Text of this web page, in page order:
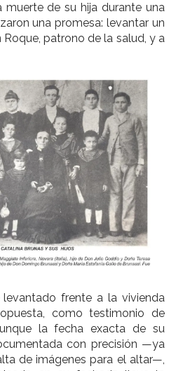
muerte de su hija durante una
una promesa: levantar un
patrono de la salud, y a
frente a la vivienda
como testimonio de
la fecha exacta de su
con precisión —ya
de imágenes para el altar—,